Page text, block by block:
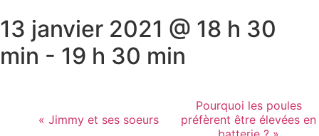
13 janvier 2021 @ 18 h 30
min - 19 h 30 min
« Jimmy et ses soeurs
Pourquoi les poules
préfèrent être élevées en